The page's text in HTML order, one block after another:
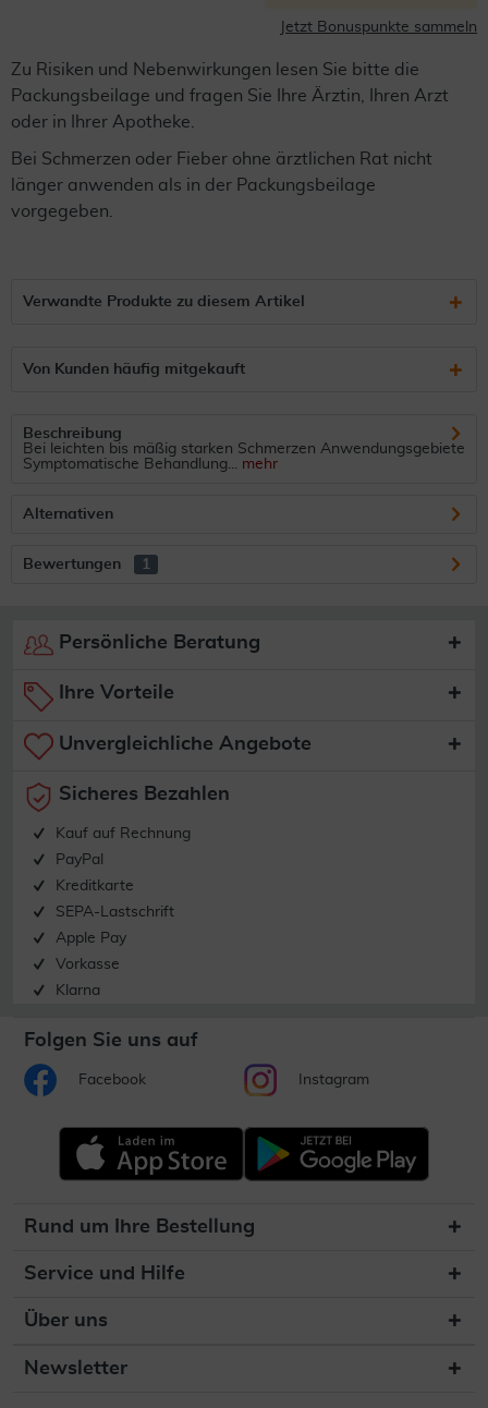
Jetzt Bonuspunkte sammeln
Zu Risiken und Nebenwirkungen lesen Sie bitte die
Packungsbeilage und fragen Sie Ihre Ärztin, Ihren Arzt
oder in Ihrer Apotheke.
Bei Schmerzen oder Fieber ohne ärztlichen Rat nicht
länger anwenden als in der Packungsbeilage
vorgegeben.
Verwandte Produkte zu diesem Artikel
Von Kunden häufig mitgekauft
Beschreibung
Bei leichten bis mäßig starken Schmerzen Anwendungsgebiete
Symptomatische Behandlung... mehr
Alternativen
Bewertungen 1
Persönliche Beratung
Ihre Vorteile
Unvergleichliche Angebote
Sicheres Bezahlen
Kauf auf Rechnung
PayPal
Kreditkarte
SEPA-Lastschrift
Apple Pay
Vorkasse
Klarna
Folgen Sie uns auf
Facebook Instagram
Rund um Ihre Bestellung
Service und Hilfe
Über uns
Newsletter